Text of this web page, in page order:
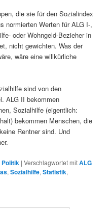
die sie für den Sozialindex
normierten Werten für ALG I-,
oder Wohngeld-Bezieher in
nicht gewichten. Was der
wäre eine willkürliche
sind von den
ALG II bekommen
Sozialhilfe (eigentlich:
bekommen Menschen, die
Rentner sind. Und
Politik |Verschlagwortet mitALG
,Sozialhilfe,Statistik,